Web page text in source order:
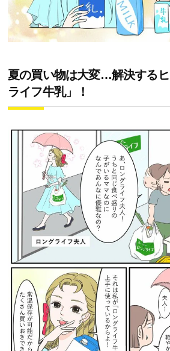
夏の買い物は大変…解決する
ライフ牛乳」！